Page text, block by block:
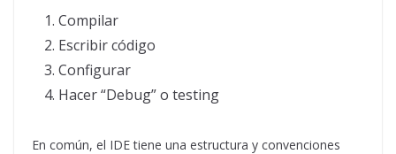
Compilar
Escribir código
Configurar
Hacer “Debug” o testing
En común, el IDE tiene una estructura y convenciones